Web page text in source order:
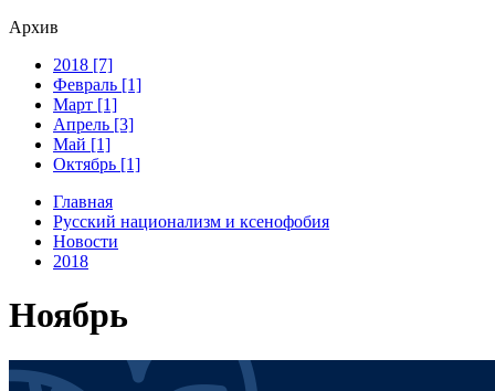
Архив
2018 [7]
Февраль [1]
Март [1]
Апрель [3]
Май [1]
Октябрь [1]
Главная
Русский национализм и ксенофобия
Новости
2018
Ноябрь